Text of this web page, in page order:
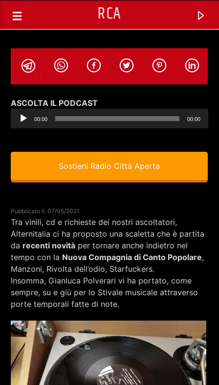
RCA
LIVING IN AMERICA CON ALESSIO
RAMACCIONI E SILVIA MINGUZZI
RCA - Radio città aperta
ASCOLTA IL PODCAST
Player
00:00 00:00
Sostieni Radio Città Aperta
Pubblicato il: 07/05/2021
Tra vinili, cd e richieste dei nostri ascoltatori,
Alternitalia ci ha proposto una scaletta che è partita
da recenti novità per tornare anche indietro nel
tempo con la Nuova Compagnia di Canto Popolare,
Manzoni, Rivolta dell’odio, Starfuckers.
Insomma, Gianluca Polverari vi ha portato, come
sempre, su e giù per lo Stivale musicale attraverso
porte temporali fatte di note.